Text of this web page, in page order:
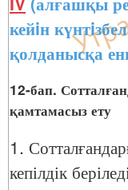
кейiн
қолданысқа
12-бап.
қамтамасыз ету
1.
кепілдік